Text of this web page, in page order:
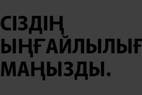
СІЗДІҢ
МАҢЫЗДЫ.